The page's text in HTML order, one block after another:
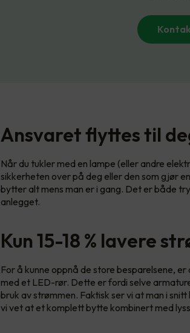
Ansvaret flyttes til
Når du tukler med en lampe (eller andre
sikkerheten over på deg eller den som gjør
bytter alt mens man er i gang. Det er både
anlegget.
Kun 15-18 % lavere
For å kunne oppnå de store besparelsene,
med et LED-rør. Dette er fordi selve
bruk av strømmen. Faktisk ser vi at man i
vi vet at et komplett bytte kombinert med